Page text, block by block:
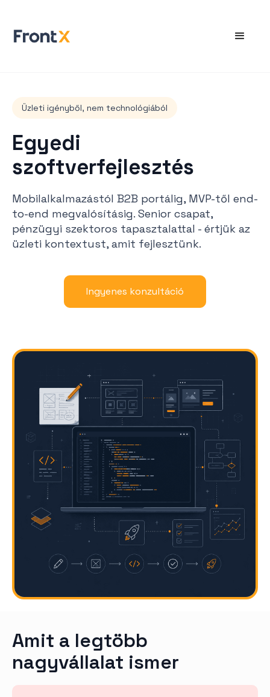
Üzleti igényből, nem technológiából
Egyedi
szoftverfejlesztés
Mobilalkalmazástól B2B portálig, MVP-től end-
to-end megvalósításig. Senior csapat,
pénzügyi szektoros tapasztalattal - értjük az
üzleti kontextust, amit fejlesztünk.
Ingyenes konzultáció
Amit a legtöbb
nagyvállalat ismer